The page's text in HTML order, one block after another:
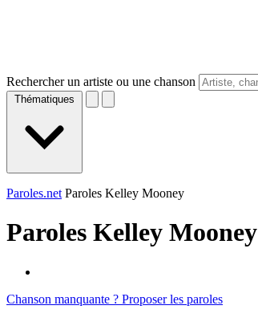
Rechercher un artiste ou une chanson
Thématiques
Paroles.net Paroles Kelley Mooney
Paroles Kelley Mooney
Chanson manquante ? Proposer les paroles